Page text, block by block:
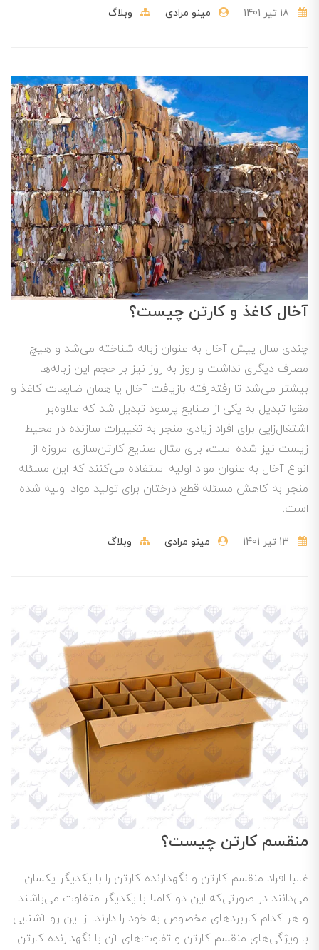
مینو مرادی وبلاگ
آخال کاغذ و کارتن چیست؟
چندی سال پیش آخال به عنوان زباله شناخته می‌شد و هیچ
مصرف دیگری نداشت و روز به روز نیز بر حجم این زباله‌ها
بیشتر می‌شد تا رفته‌رفته بازیافت آخال یا همان ضایعات کاغذ و
مقوا تبدیل به یکی از صنایع پرسود تبدیل شد که علاوه‌بر
اشتغال‌زایی برای افراد زیادی منجر به تغییرات سازنده در محیط
زیست نیز شده است، برای مثال صنایع کارتن‌سازی امروزه از
انواع آخال به عنوان مواد اولیه استفاده می‌کنند که این مسئله
منجر به کاهش مسئله قطع درختان برای تولید مواد اولیه شده
است.
مینو مرادی وبلاگ
منقسم کارتن چیست؟
غالبا افراد منقسم کارتن و نگهدارنده کارتن را با یکدیگر یکسان
می‌دانند در صورتی‌که این دو کاملا با یکدیگر متفاوت می‌باشند
و هر کدام کاربردهای مخصوص به خود را دارند. از این رو آشنایی
با ویژگی‌های منقسم کارتن و تفاوت‌های آن با نگهدارنده کارتن